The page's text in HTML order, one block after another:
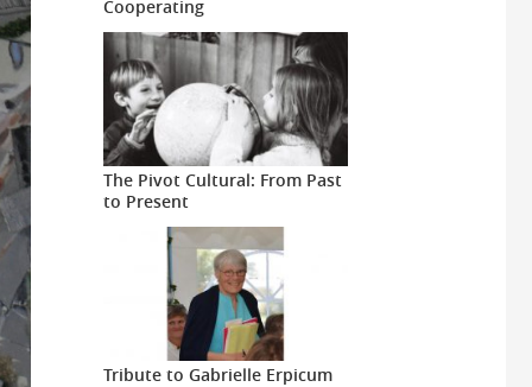
Cooperating
The Pivot Cultural: From Past
to Present
Tribute to Gabrielle Erpicum